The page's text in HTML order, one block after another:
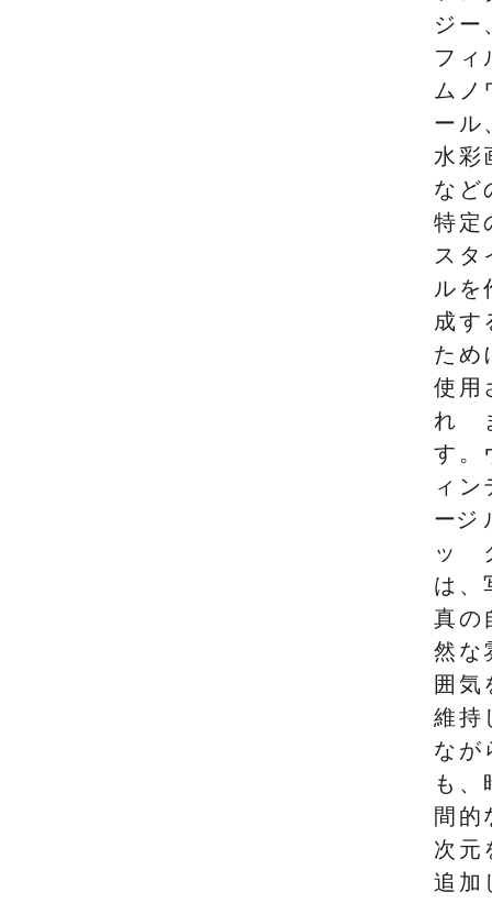
ジー
フィ
ムノ
ール
水彩
など
特定
スタ
ルを
成す
ため
使用
れ
す。
ィン
ージ
ッ
は、
真の
然な
囲気
維持
なが
も、
間的
次元
追加